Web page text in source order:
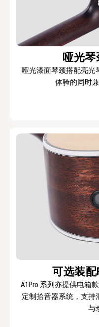
哑光
哑光漆面琴颈搭配亮光
体验的同时
可选装配
A1Pro 系列亦提供电箱
定制拾音器系统，支持
与